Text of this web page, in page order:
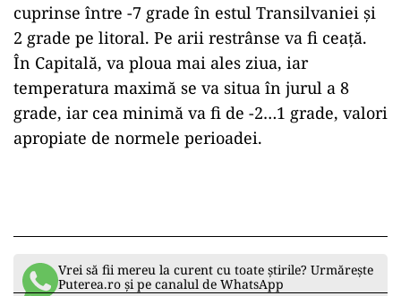
cuprinse între -7 grade în estul Transilvaniei şi
2 grade pe litoral. Pe arii restrânse va fi ceaţă.
În Capitală, va ploua mai ales ziua, iar
temperatura maximă se va situa în jurul a 8
grade, iar cea minimă va fi de -2…1 grade, valori
apropiate de normele perioadei.
Vrei să fii mereu la curent cu toate știrile? Urmărește
Puterea.ro și pe canalul de WhatsApp